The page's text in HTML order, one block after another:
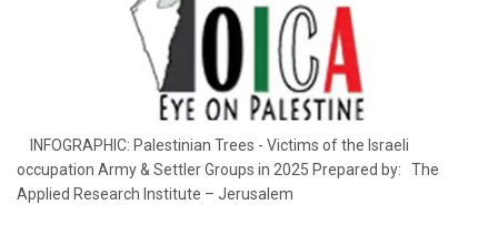
INFOGRAPHIC: Palestinian Trees - Victims of the Israeli
occupation Army & Settler Groups in 2025 Prepared by: The
Applied Research Institute – Jerusalem